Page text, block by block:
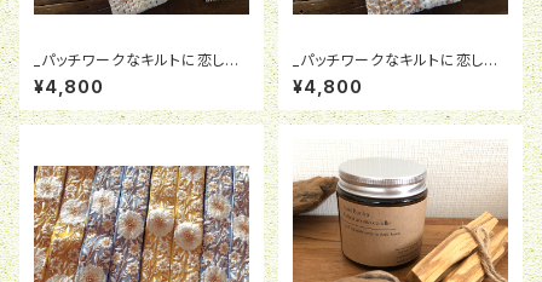
_パッチワークなキルトに恋してn
o2_ from india iPad・book
キルトケース タブレットキルト
ケース
¥4,800
_パッチワークなキルトに恋してn
o3_ from india iPad・book
キルトケース タブレットキルト
ケース
¥4,800